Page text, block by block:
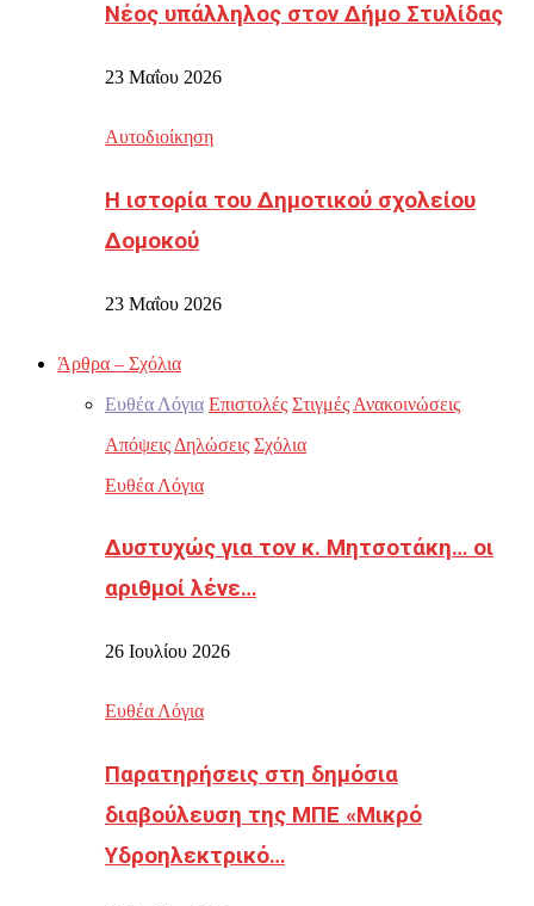
Νέος υπάλληλος στον Δήμο Στυλίδας
23 Μαΐου 2026
Αυτοδιοίκηση
Η ιστορία του Δημοτικού σχολείου
Δομοκού
23 Μαΐου 2026
Άρθρα – Σχόλια
Ευθέα Λόγια Επιστολές Στιγμές Ανακοινώσεις
Απόψεις Δηλώσεις Σχόλια
Ευθέα Λόγια
Δυστυχώς για τον κ. Μητσοτάκη… οι
αριθμοί λένε…
26 Ιουλίου 2026
Ευθέα Λόγια
Παρατηρήσεις στη δημόσια
διαβούλευση της ΜΠΕ «Μικρό
Υδροηλεκτρικό…